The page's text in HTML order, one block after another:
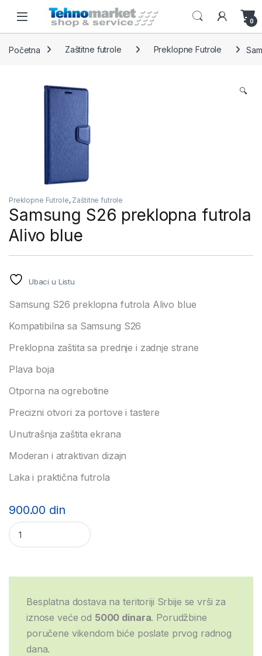
Skip to navigation
Skip to content
Open 0
Početna Zaštitne futrole Preklopne Futrole
🔍
Preklopne Futrole, Zaštitne futrole
Samsung S26 preklopna futrola
Alivo blue
Ubaci u Listu
Samsung S26 preklopna futrola Alivo blue
Kompatibilna sa Samsung S26
Preklopna zaštita sa prednje i zadnje strane
Plava boja
Otporna na ogrebotine
Precizni otvori za portove i tastere
Unutrašnja zaštita ekrana
Moderan i atraktivan dizajn
Laka i praktična futrola
900.00 din
Samsung S26 preklopna futrola Alivo blue quantity
Besplatna dostava na teritoriji Srbije se vrši za
iznose veće od 5000 dinara. Porudžbine
poručene vikendom biće poslate prvog radnog
dana.